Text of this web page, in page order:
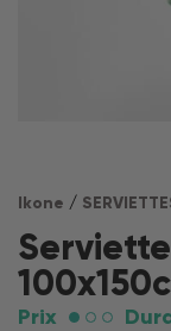
Ikone /
Prix